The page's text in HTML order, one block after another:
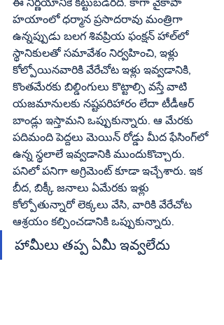
ఈ నిర్ణయానికే కట్టుబడిరది. కాగా వైకాపా
హయాంలో ధర్మాన ప్రసాదరావు మంత్రిగా
ఉన్నప్పుడు బలగ శివప్రియ ఫంక్షన్‌ హాల్‌లో
స్థానికులతో సమావేశం నిర్వహించి, ఇళ్లు
కోల్పోయినవారికి వేరేచోట ఇళ్లు ఇవ్వడానికి,
కొంతమేరకు బిల్డింగులు కొట్టాల్సి వస్తే వాటి
యజమానులకు నష్టపరిహారం లేదా టీడీఆర్‌
బాండ్లు ఇస్తామని ఒప్పుకున్నారు. ఆ మేరకు
పదిమంది పెద్దలు మెయిన్‌ రోడ్డు మీద ఫేసింగ్‌లో
ఉన్న స్థలాలే ఇవ్వడానికి ముందుకొచ్చారు.
పనిలో పనిగా అగ్రిమెంట్‌ కూడా ఇచ్చేశారు. ఇక
బీద, బిక్కీ జనాలు ఏమేరకు ఇళ్లు
కోల్పోతున్నారో లెక్కలు వేసి, వారికి వేరేచోట
ఆశ్రయం కల్పించడానికి ఒప్పుకున్నారు.
హామీలు తప్ప ఏమీ ఇవ్వలేదు